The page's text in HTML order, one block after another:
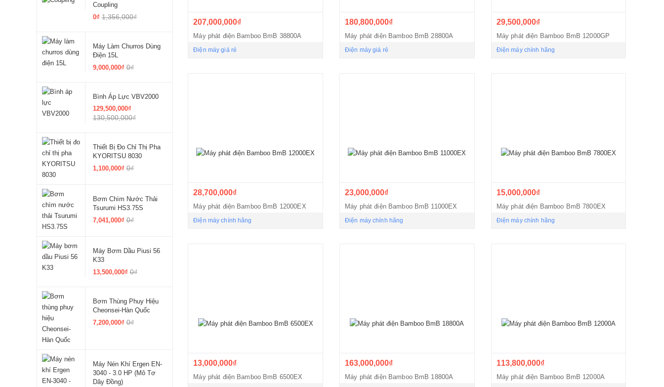
Coupling
0₫1,356,000₫
Máy Làm Churros Dùng
Điện 15L
9,000,000₫0₫
Bình Áp Lực VBV2000
129,500,000₫
130,500,000₫
Thiết Bị Đo Chỉ Thị Pha
KYORITSU 8030
1,100,000₫0₫
Bơm Chìm Nước Thải
Tsurumi HS3.75S
7,041,000₫0₫
Máy Bơm Dầu Piusi 56
K33
13,500,000₫0₫
Bơm Thùng Phuy Hiệu
Cheonsei-Hàn Quốc
7,200,000₫0₫
Máy Nén Khí Ergen EN-
3040 - 3.0 HP (mô Tơ
Dây Đồng)
207,000,000₫
Máy phát điện Bamboo BmB 38800A
Điện máy giá rẻ
180,800,000₫
Máy phát điện Bamboo BmB 28800A
Điện máy giá rẻ
29,500,000₫
Máy phát điện Bamboo BmB 12000GP
Điện máy chính hãng
28,700,000₫
Máy phát điện Bamboo BmB 12000EX
Điện máy chính hãng
23,000,000₫
Máy phát điện Bamboo BmB 11000EX
Điện máy chính hãng
15,000,000₫
Máy phát điện Bamboo BmB 7800EX
Điện máy chính hãng
13,000,000₫
Máy phát điện Bamboo BmB 6500EX
163,000,000₫
Máy phát điện Bamboo BmB 18800A
113,800,000₫
Máy phát điện Bamboo BmB 12000A